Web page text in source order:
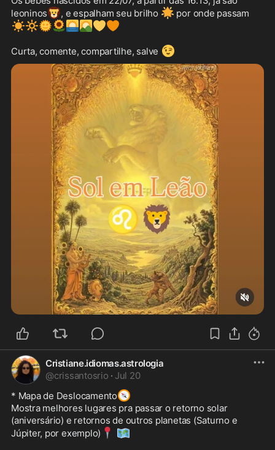
leoninos🦁, e espalham seu brilho 🌟 por onde passam
☀️🔆🌞🌻🌅🌄💛🧡
Curta, comente, compartilhe, salve 😉
Cristiane.idiomas.astrologia
@crissantosrio · Jul 20
* Mapa de Deslocamento🧭
Mostra melhores lugares pra passar o retorno solar
(aniversário) e retornos de outros planetas (Saturno e
Júpiter, por exemplo) 📍 🗺️